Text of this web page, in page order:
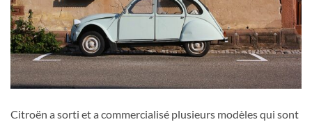
Citroën a sorti et a commercialisé plusieurs modèles qui sont